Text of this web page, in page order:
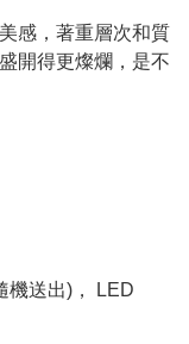
感，著重層次和質
開得更燦爛，是不
機送出)， LED